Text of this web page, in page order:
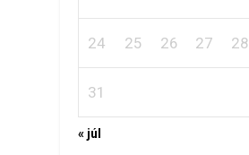
24 25 26 27 28
31
« júl